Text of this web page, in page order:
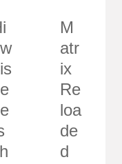
M
atr
ix
Re
loa
de
d